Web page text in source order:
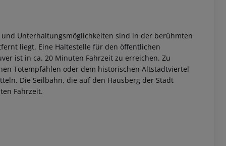
Unterhaltungsmöglichkeiten sind in der berühmten
liegt. Eine Haltestelle für den öffentlichen
ist in ca. 20 Minuten Fahrzeit zu erreichen. Zu
Totempfählen oder dem historischen Altstadtviertel
Die Seilbahn, die auf den Hausberg der Stadt
Fahrzeit.